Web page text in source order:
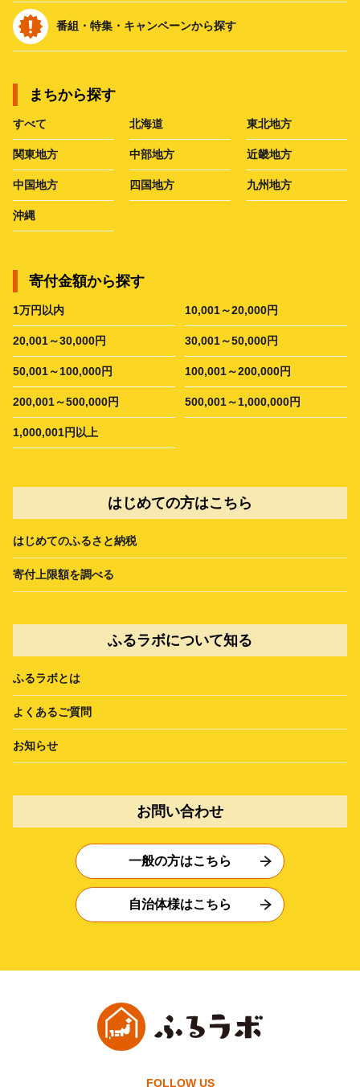
番組・特集・キャンペーンから探す
まちから探す
すべて 北海道 東北地方
関東地方 中部地方 近畿地方
中国地方 四国地方 九州地方
沖縄
寄付金額から探す
1万円以内 10,001～20,000円
20,001～30,000円 30,001～50,000円
50,001～100,000円 100,001～200,000円
200,001～500,000円 500,001～1,000,000円
1,000,001円以上
はじめての方はこちら
はじめてのふるさと納税
寄付上限額を調べる
ふるラボについて知る
ふるラボとは
よくあるご質問
お知らせ
お問い合わせ
一般の方はこちら
自治体様はこちら
FOLLOW US